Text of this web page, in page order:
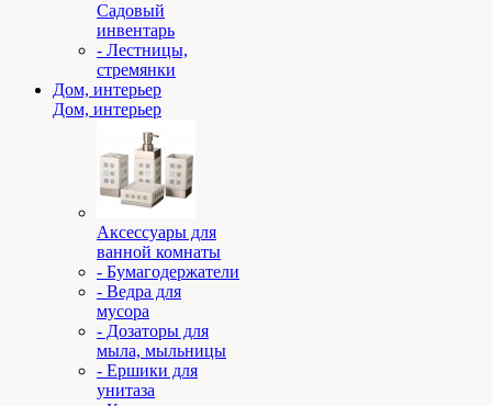
Садовый
инвентарь
- Лестницы,
стремянки
Дом, интерьер
Дом, интерьер
Аксессуары для
ванной комнаты
- Бумагодержатели
- Ведра для
мусора
- Дозаторы для
мыла, мыльницы
- Ершики для
унитаза